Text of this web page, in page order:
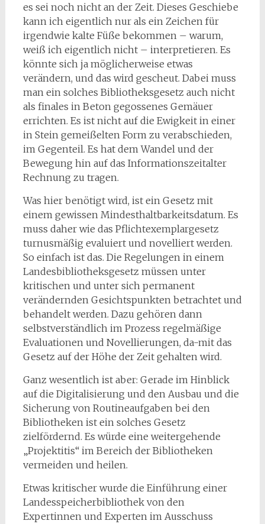
es sei noch nicht an der Zeit. Dieses Geschiebe
kann ich eigentlich nur als ein Zeichen für
irgendwie kalte Füße bekommen – warum,
weiß ich eigentlich nicht – interpretieren. Es
könnte sich ja möglicherweise etwas
verändern, und das wird gescheut. Dabei muss
man ein solches Bibliotheksgesetz auch nicht
als finales in Beton gegossenes Gemäuer
errichten. Es ist nicht auf die Ewigkeit in einer
in Stein gemeißelten Form zu verabschieden,
im Gegenteil. Es hat dem Wandel und der
Bewegung hin auf das Informationszeitalter
Rechnung zu tragen.
Was hier benötigt wird, ist ein Gesetz mit
einem gewissen Mindesthaltbarkeitsdatum. Es
muss daher wie das Pflichtexemplargesetz
turnusmäßig evaluiert und novelliert werden.
So einfach ist das. Die Regelungen in einem
Landesbibliotheksgesetz müssen unter
kritischen und unter sich permanent
verändernden Gesichtspunkten betrachtet und
behandelt werden. Dazu gehören dann
selbstverständlich im Prozess regelmäßige
Evaluationen und Novellierungen, da-mit das
Gesetz auf der Höhe der Zeit gehalten wird.
Ganz wesentlich ist aber: Gerade im Hinblick
auf die Digitalisierung und den Ausbau und die
Sicherung von Routineaufgaben bei den
Bibliotheken ist ein solches Gesetz
zielfördernd. Es würde eine weitergehende
„Projektitis“ im Bereich der Bibliotheken
vermeiden und heilen.
Etwas kritischer wurde die Einführung einer
Landesspeicherbibliothek von den
Expertinnen und Experten im Ausschuss